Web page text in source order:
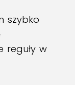
szybko
reguły w